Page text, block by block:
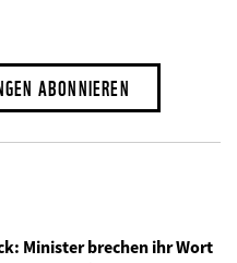
ABONNIEREN
Minister brechen ihr Wort